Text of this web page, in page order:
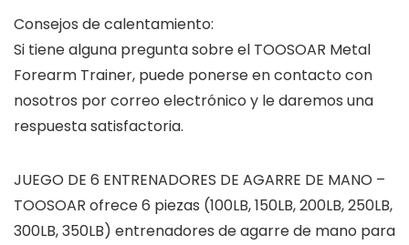
Consejos de calentamiento:
Si tiene alguna pregunta sobre el TOOSOAR Metal
Forearm Trainer, puede ponerse en contacto con
nosotros por correo electrónico y le daremos una
respuesta satisfactoria.
JUEGO DE 6 ENTRENADORES DE AGARRE DE MANO –
TOOSOAR ofrece 6 piezas (100LB, 150LB, 200LB, 250LB,
300LB, 350LB) entrenadores de agarre de mano para